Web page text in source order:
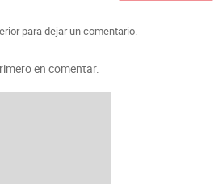
para dejar un comentario.
en comentar.